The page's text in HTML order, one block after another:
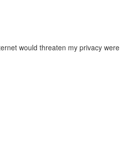
would threaten my privacy were